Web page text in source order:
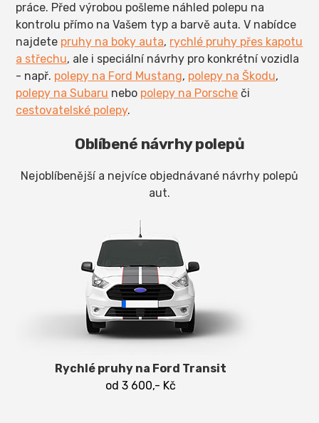
práce. Před výrobou pošleme náhled polepu na
kontrolu přímo na Vašem typ a barvě auta. V nabídce
najdete pruhy na boky auta, rychlé pruhy přes kapotu
a střechu, ale i speciální návrhy pro konkrétní vozidla
- např. polepy na Ford Mustang, polepy na Škodu,
polepy na Subaru nebo polepy na Porsche či
cestovatelské polepy.
Oblíbené návrhy polepů
Nejoblíbenější a nejvíce objednávané návrhy polepů
aut.
Rychlé pruhy na Ford Transit
od 3 600,- Kč